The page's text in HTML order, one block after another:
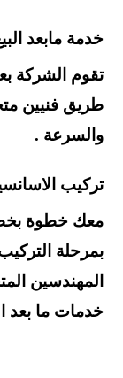
خدمة مابعد
تقوم الشركة
طريق فنيين
والسرعة .
تركيب
معك خطوة
بمرحلة
المهندسين